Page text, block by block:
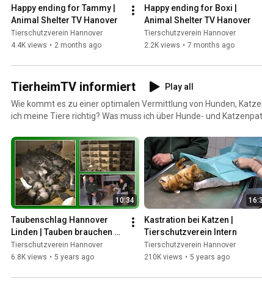
Happy ending for Tammy |
Animal Shelter TV Hanover
Tierschutzverein Hannover
4.4K views • 2 months ago
Happy ending for Boxi |
Animal Shelter TV Hanover
Tierschutzverein Hannover
2.2K views • 7 months ago
TierheimTV informiert
Play all
Wie kommt es zu einer optimalen Vermittlung von Hunden,
ich meine Tiere richtig? Was muss ich über Hunde- und
Fragen erhaltet ihr hier eine Antwort.
10:34
Taubenschlag Hannover
Linden | Tauben brauchen
EURE Hilfe
Tierschutzverein Hannover
6.8K views • 5 years ago
Kastration bei Katzen |
Tierschutzverein Intern
Tierschutzverein Hannover
210K views • 5 years ago